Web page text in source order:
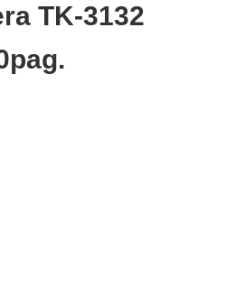
TK-3132